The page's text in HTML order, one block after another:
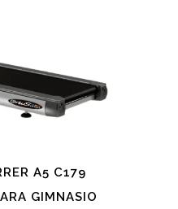
A5 C179
GIMNASIO